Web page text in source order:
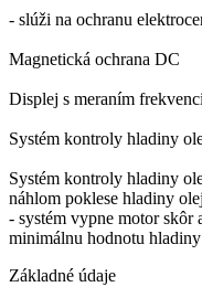
- slúži na ochranu
Magnetická ochrana DC
Displej s meraním
Systém kontroly hladiny
Systém kontroly hladiny
náhlom poklese hladiny
- systém vypne motor skôr
minimálnu hodnotu
Základné údaje